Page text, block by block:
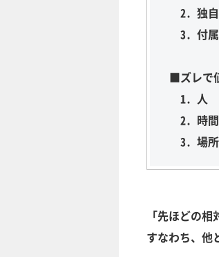
2. 独
3. 付
■ズレで
1. 人
2. 時間
3. 場所
「先ほどの
すなわち、他